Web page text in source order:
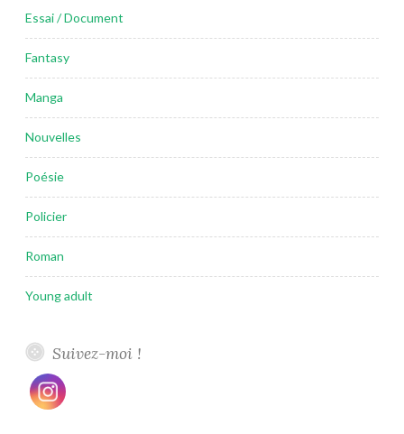
Essai / Document
Fantasy
Manga
Nouvelles
Poésie
Policier
Roman
Young adult
Suivez-moi !